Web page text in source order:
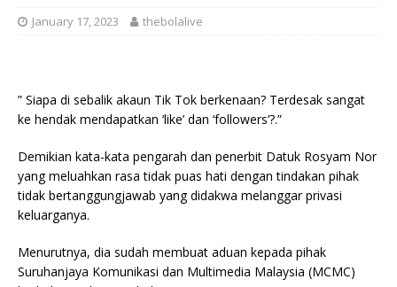
January 17, 2023 thebolalive
” Siapa di sebalik akaun Tik Tok berkenaan? Terdesak sangat
ke hendak mendapatkan ‘like’ dan ‘followers’?.”
Demikian kata-kata pengarah dan penerbit Datuk Rosyam Nor
yang meluahkan rasa tidak puas hati dengan tindakan pihak
tidak bertanggungjawab yang didakwa melanggar privasi
keluarganya.
Menurutnya, dia sudah membuat aduan kepada pihak
Suruhanjaya Komunikasi dan Multimedia Malaysia (MCMC)